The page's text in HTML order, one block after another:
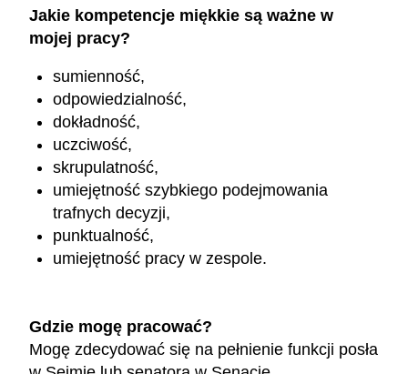
Jakie kompetencje miękkie są ważne w
mojej pracy?
sumienność,
odpowiedzialność,
dokładność,
uczciwość,
skrupulatność,
umiejętność szybkiego podejmowania
trafnych decyzji,
punktualność,
umiejętność pracy w zespole.
Gdzie mogę pracować?
Mogę zdecydować się na pełnienie funkcji posła